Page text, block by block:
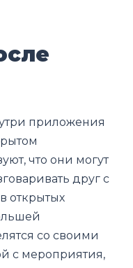
приложения
что они могут
друг с
открытых
со своими
с мероприятия,